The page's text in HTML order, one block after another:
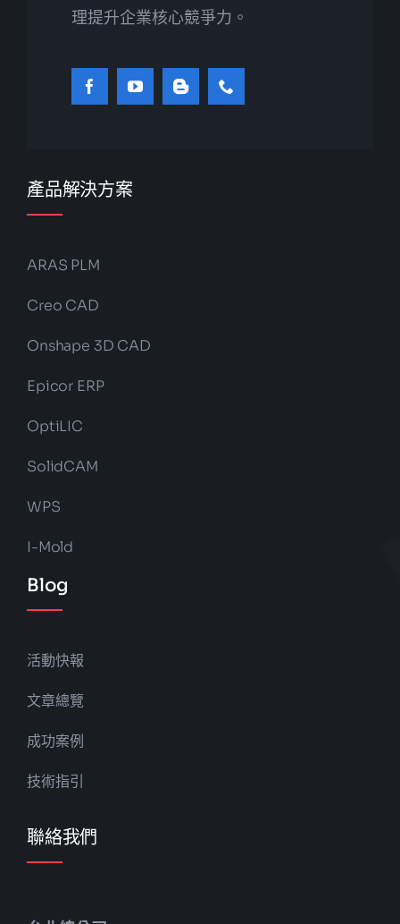
理提升企業核心競爭力。
產品解決方案
ARAS PLM
Creo CAD
Onshape 3D CAD
Epicor ERP
OptiLIC
SolidCAM
WPS
I-Mold
Blog
活動快報
文章總覽
成功案例
技術指引
聯絡我們